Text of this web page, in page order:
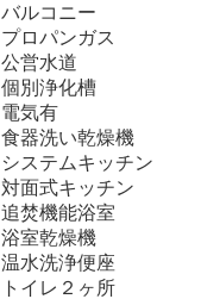
バルコニー
プロパンガス
公営水道
個別浄化槽
電気有
食器洗い乾燥機
システムキッチン
対面式キッチン
追焚機能浴室
浴室乾燥機
温水洗浄便座
トイレ２ヶ所